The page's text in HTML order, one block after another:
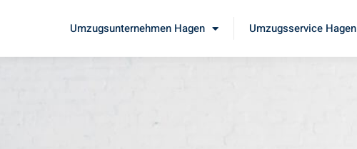
Umzugsunternehmen Hagen Umzugsservice Hagen